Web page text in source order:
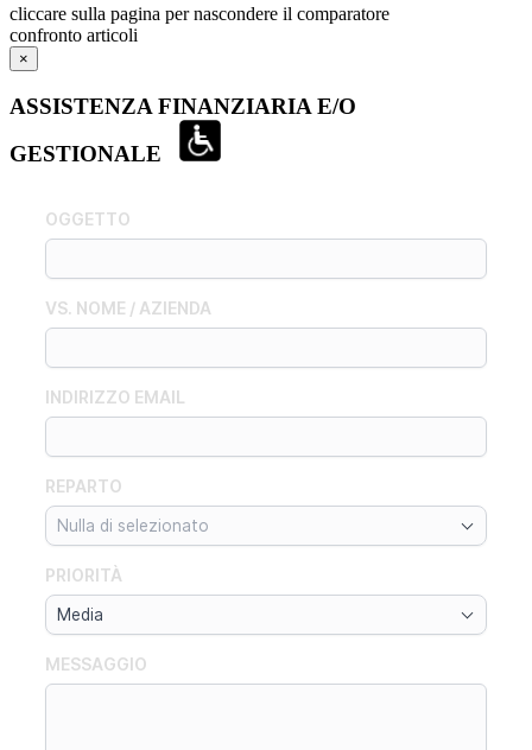
cliccare sulla pagina per nascondere il comparatore
confronto articoli
×
ASSISTENZA FINANZIARIA E/O
GESTIONALE